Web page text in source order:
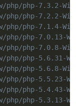
php/php-7.3.2-
php/php-7.2.2-
php/php-7.1.4-
php/php-7.0.13-
php/php-7.0.8-
php/php-5.6.31-
php/php-5.6.8-
php/php-5.5.23-
php/php-5.4.43-
php/php-5.3.13-